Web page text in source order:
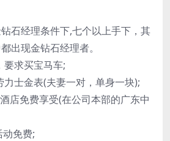
石经理条件下,七个以上手下，其
出现金钻石经理者。
要求买宝马车;
士金表(夫妻一对，单身一块);
店免费享受(在公司本部的广东中
免费;